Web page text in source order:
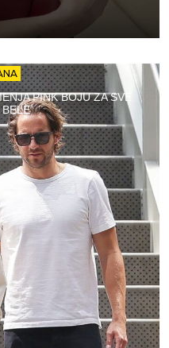
PINK BOJU ZA SVE